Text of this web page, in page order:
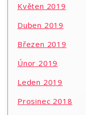
Květen 2019
Duben 2019
Březen 2019
Únor 2019
Leden 2019
Prosinec 2018